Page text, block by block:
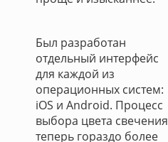
Был разработан
отдельный интерфейс
для каждой из
операционных систем:
iOS и Android. Процесс
выбора цвета свечения
теперь гораздо более